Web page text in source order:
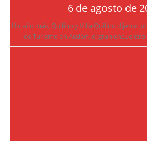
6 de agosto de
Un año más, Quilino y Villa Quilino dijeron
de Turismo en Acción, el gran